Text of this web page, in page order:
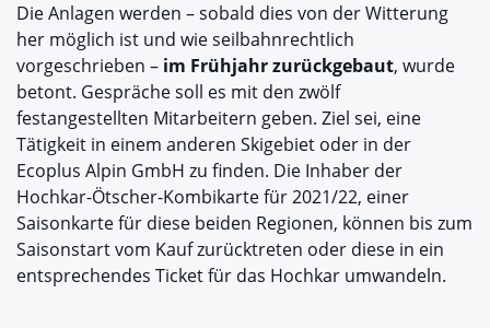
Die Anlagen werden – sobald dies von der Witterung
her möglich ist und wie seilbahnrechtlich
vorgeschrieben – im Frühjahr zurückgebaut, wurde
betont. Gespräche soll es mit den zwölf
festangestellten Mitarbeitern geben. Ziel sei, eine
Tätigkeit in einem anderen Skigebiet oder in der
Ecoplus Alpin GmbH zu finden. Die Inhaber der
Hochkar-Ötscher-Kombikarte für 2021/22, einer
Saisonkarte für diese beiden Regionen, können bis zum
Saisonstart vom Kauf zurücktreten oder diese in ein
entsprechendes Ticket für das Hochkar umwandeln.